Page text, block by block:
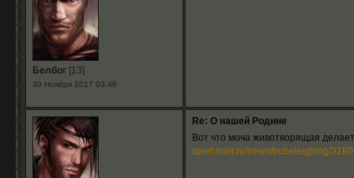
Белбог[13]
30 Ноября 2017 03:46
Re: О нашей Родине
Вот что моча животворящая
sport.mail.ru/news/bobsleighing/